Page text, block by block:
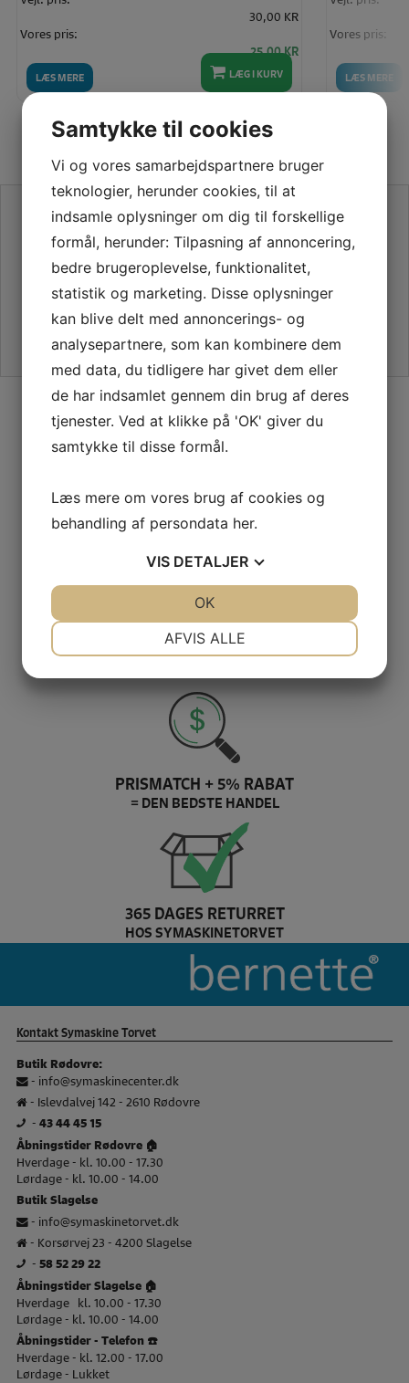
LÆS MERE
30,00 KR
Vores pris:
25,00 KR
LÆG I KURV LÆS MERE
Vores pris:
SE VORES ANMELDELSER PÅ TRUSTPILOT
SIKKER HANDEL PÅ SYMASKINETORVET.DK
GRATIS LEVERING VED 399,-
100% SIKKER BETALING
PRISMATCH + 5% RABAT
= DEN BEDSTE HANDEL
365 DAGES RETURRET
HOS SYMASKINETORVET
Kontakt Symaskine Torvet
Butik Rødovre:
- info@symaskinecenter.dk
- Islevdalvej 142 - 2610 Rødovre
- 43 44 45 15
Åbningstider Rødovre 🏠
Hverdage - kl. 10.00 - 17.30
Lørdage - kl. 10.00 - 14.00
Butik Slagelse
- info@symaskinetorvet.dk
- Korsørvej 23 - 4200 Slagelse
- 58 52 29 22
Åbningstider Slagelse 🏠
Hverdage kl. 10.00 - 17.30
Lørdage - kl. 10.00 - 14.00
Åbningstider - Telefon ☎️
Hverdage - kl. 12.00 - 17.00
Lørdage - Lukket
Samtykke til cookies
Vi og vores samarbejdspartnere bruger
teknologier, herunder cookies, til at
indsamle oplysninger om dig til forskellige
formål, herunder: Tilpasning af annoncering,
bedre brugeroplevelse, funktionalitet,
statistik og marketing. Disse oplysninger
kan blive delt med annoncerings- og
analysepartnere, som kan kombinere dem
med data, du tidligere har givet dem eller
de har indsamlet gennem din brug af deres
tjenester. Ved at klikke på 'OK' giver du
samtykke til disse formål.
Læs mere om vores brug af cookies og
behandling af persondata her.
VIS DETALJER
AFVIS ALLE
OK